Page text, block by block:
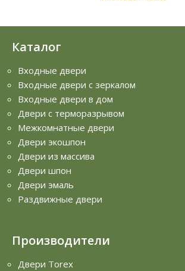
Каталог
Входные двери
Входные двери с зеркалом
Входные двери в дом
Двери с терморазрывом
Межкомнатные двери
Двери экошпон
Двери из массива
Двери шпон
Двери эмаль
Раздвижные двери
Производители
Двери Torex